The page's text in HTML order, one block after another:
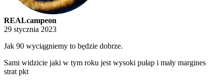
REALcampeon
29 stycznia 2023
Jak 90 wyciągniemy to będzie dobrze.
Sami widzicie jaki w tym roku jest wysoki pułap i mały margines
strat pkt